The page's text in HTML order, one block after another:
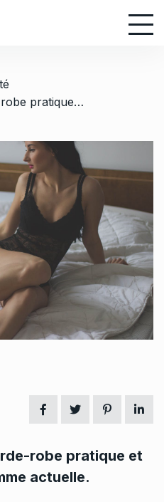
/ Les secrets d’une garde-robe pratique et polyvalente pour femme actuelle.
robe pratique et
actuelle.